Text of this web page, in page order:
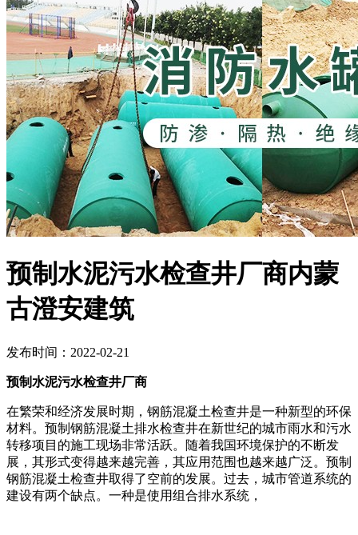
预制水泥污水检查井厂商内蒙
古澄安建筑
发布时间：2022-02-21
预制水泥污水检查井厂商
在繁荣和经济发展时期，钢筋混凝土检查井是一种新型的环保
材料。预制钢筋混凝土排水检查井在新世纪的城市雨水和污水
转移项目的施工现场非常活跃。随着我国环境保护的不断发
展，其形式变得越来越完善，其应用范围也越来越广泛。预制
钢筋混凝土检查井取得了空前的发展。过去，城市管道系统的
建设有两个缺点。一种是使用组合排水系统，